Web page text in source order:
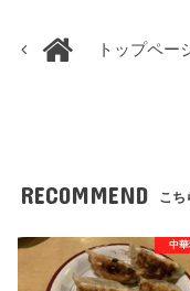
トップペー
RECOMMEND こち
中